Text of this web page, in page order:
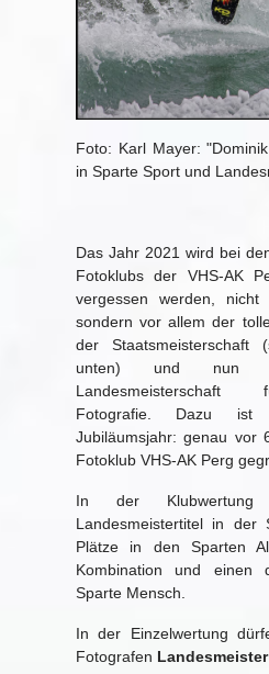
Foto: Karl Mayer:
in Sparte Sport und
Das Jahr 2021 wird bei
Fotoklubs der VHS-AK
vergessen werden, nicht
sondern vor allem der
der Staatsmeisterschaft
unten) und nun
Fotografie. Dazu
Jubiläumsjahr: genau vor
Fotoklub VHS-AK Perg
In der
Landesmeistertitel in der
Plätze in den Sparten
Kombination und
Sparte Mensch.
In der Einzelwertung
Fotografen Landesmeister